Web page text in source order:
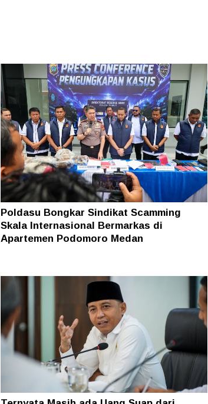
Poldasu Bongkar Sindikat Scamming
Skala Internasional Bermarkas di
Apartemen Podomoro Medan